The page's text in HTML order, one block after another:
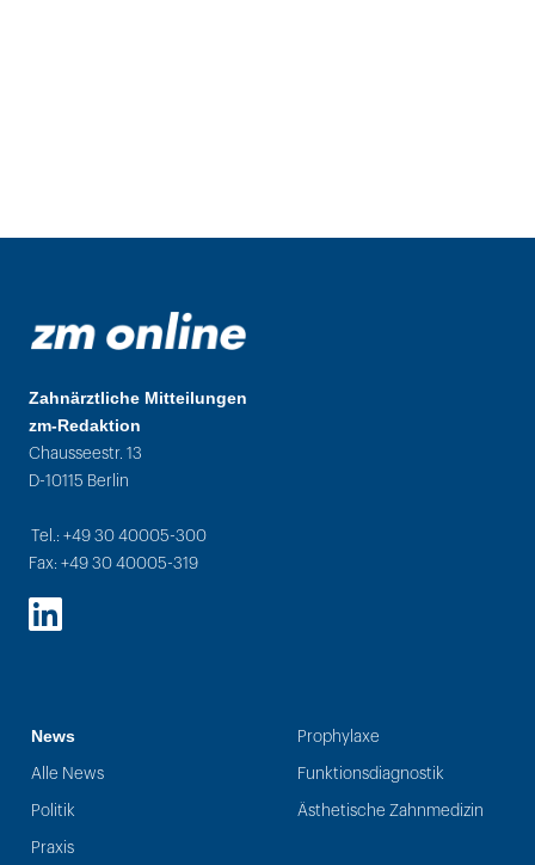
Zahnärztliche Mitteilungen
zm-Redaktion
Chausseestr. 13
D-10115 Berlin
Tel.: +49 30 40005-300
Fax: +49 30 40005-319
LinkedIn
News
Alle News
Politik
Praxis
Prophylaxe
Funktionsdiagnostik
Ästhetische Zahnmedizin